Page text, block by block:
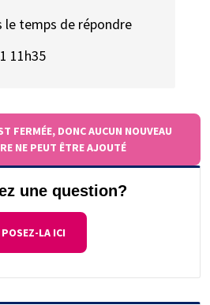
le temps de répondre
11h35
FERMÉE, DONC AUCUN NOUVEAU
NE PEUT ÊTRE AJOUTÉ
une question?
POSEZ-LA ICI